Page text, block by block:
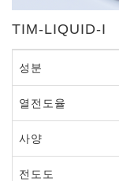
TIM-LIQUID-I
성분
열전도율
사양
전도도